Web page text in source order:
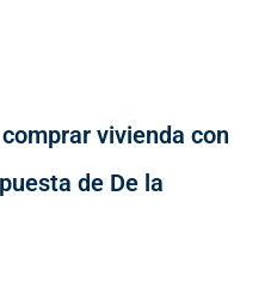
vivienda con
de De la